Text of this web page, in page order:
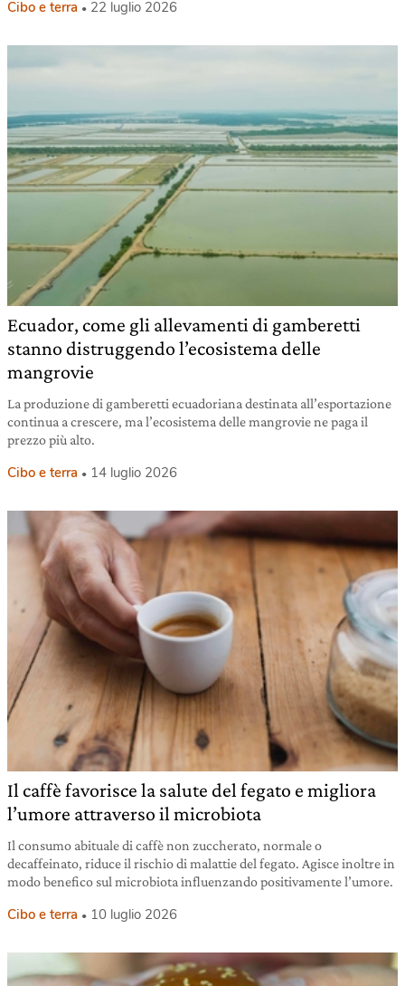
Cibo e terra 22 luglio 2026
Ecuador, come gli allevamenti di gamberetti
stanno distruggendo l’ecosistema delle
mangrovie
La produzione di gamberetti ecuadoriana destinata all’esportazione
continua a crescere, ma l’ecosistema delle mangrovie ne paga il
prezzo più alto.
Cibo e terra 14 luglio 2026
Il caffè favorisce la salute del fegato e migliora
l’umore attraverso il microbiota
Il consumo abituale di caffè non zuccherato, normale o
decaffeinato, riduce il rischio di malattie del fegato. Agisce inoltre in
modo benefico sul microbiota influenzando positivamente l’umore.
Cibo e terra 10 luglio 2026